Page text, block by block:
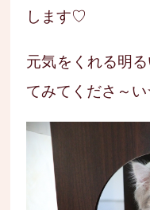
します♡
元気をくれる明
てみてくださ～